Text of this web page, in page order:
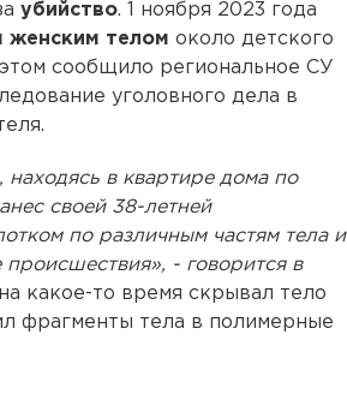
убийство. 1 ноября 2023 года
женским телом около детского
сообщило региональное СУ
уголовного дела в
в квартире дома по
своей 38-летней
по различным частям тела и
- говорится в
какое-то время скрывал тело
фрагменты тела в полимерные